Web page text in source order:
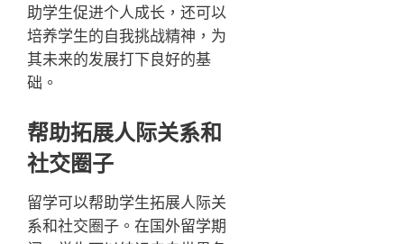
助学生促进个人成长，还可以
培养学生的自我挑战精神，为
其未来的发展打下良好的基
础。
帮助拓展人际关系和
社交圈子
留学可以帮助学生拓展人际关
系和社交圈子。在国外留学期